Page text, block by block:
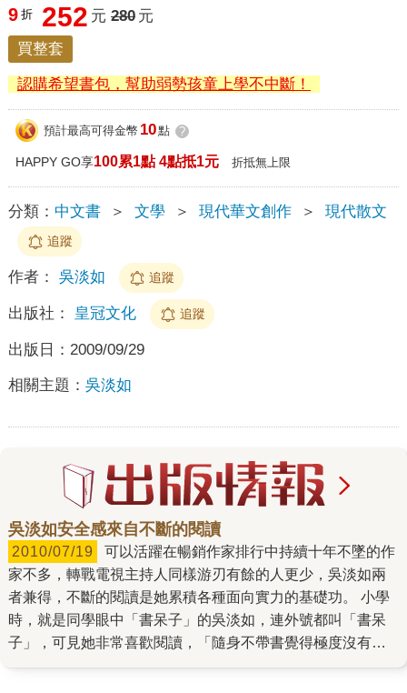
9 折 252 元 280 元
買整套
認購希望書包，幫助弱勢孩童上學不中斷！
預計最高可得金幣 10點 ?
HAPPY GO享100累1點 4點抵1元 折抵無上限
分類： 中文書 ＞ 文學 ＞ 現代華文創作 ＞ 現代散文
追蹤
作者： 吳淡如 追蹤
出版社： 皇冠文化 追蹤
出版日： 2009/09/29
相關主題： 吳淡如
吳淡如安全感來自不斷的閱讀
2010/07/19
家不多，轉戰電視主持人同樣游刃有餘的人更少，吳淡如兩
者兼得，不斷的閱讀是她累積各種面向實力的基礎功。 小學
時，就是同學眼中「書呆子」的吳淡如，連外號都叫「書呆
子」，可見她非常喜歡閱讀，「隨身不帶書覺得極度沒有安